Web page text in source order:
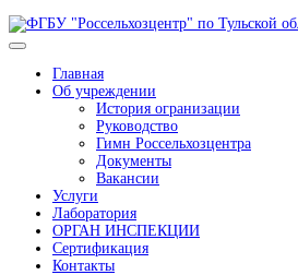
Главная
Об учреждении
История огранизации
Руководство
Гимн Россельхозцентра
Документы
Вакансии
Услуги
Лаборатория
ОРГАН ИНСПЕКЦИИ
Сертификация
Контакты